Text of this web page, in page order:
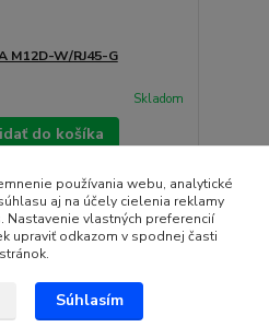
M12D-W/RJ45-G
Skladom
do košíka
z 1
používania webu, analytické
aj na účely cielenia reklamy
Nastavenie vlastných preferencií
upraviť odkazom v spodnej časti
stránok.
Súhlasím